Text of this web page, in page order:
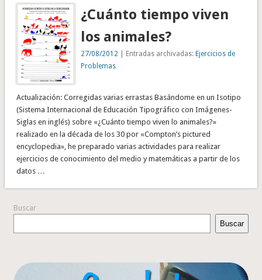
¿Cuánto tiempo viven
los animales?
27/08/2012 | Entradas archivadas:Ejercicios de
Problemas
Actualización: Corregidas varias errastas Basándome en un Isotipo
(Sistema Internacional de Educación Tipográfico con Imágenes-
Siglas en inglés) sobre «¿Cuánto tiempo viven lo animales?»
realizado en la década de los 30 por «Compton’s pictured
encyclopedia», he preparado varias actividades para realizar
ejercicios de conocimiento del medio y matemáticas a partir de los
datos …
Buscar
Buscar